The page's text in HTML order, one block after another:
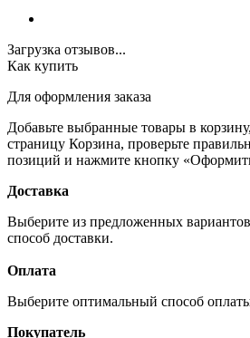
Загрузка отзывов...
Как купить
Для оформления заказа
Добавьте выбранные товары в
страницу Корзина, проверьте
позиций и нажмите кнопку
Доставка
Выберите из предложенных
способ доставки.
Оплата
Выберите оптимальный способ
Покупатель